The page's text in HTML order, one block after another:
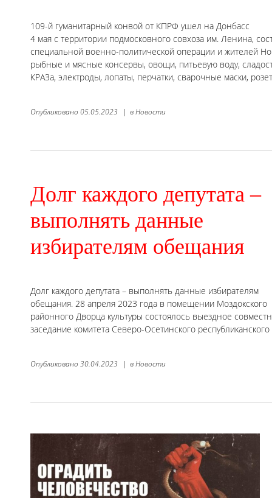
109-й гуманитарный конвой от КПРФ ушел на Донбасс
4 мая с территории подмосковного совхоза им. Ленина,
специальной военно-политической операции и жителей
рыбные и мясные консервы, овощи, питьевую воду,
КРАЗа, электроды, лопаты, перчатки, сварочные маски,
Опубликовано 05.05.2023 | вНовости
Долг каждого депутата –
выполнять данные
избирателям обещания
Долг каждого депутата – выполнять данные избирателям
обещания. 28 апреля 2023 года в помещении Моздокского
районного Дворца культуры состоялось выездное
заседание комитета Северо-Осетинского
Опубликовано 30.04.2023 | вНовости